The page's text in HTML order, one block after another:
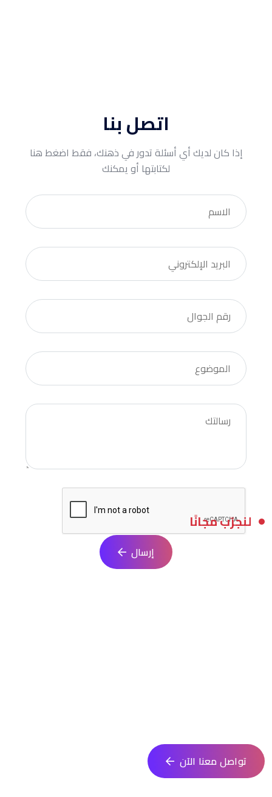
اتصل بنا
إذا كان لديك أي أسئلة تدور في ذهنك، فقط اضغط هنا
لكتابتها أو يمكنك
إرسال
لنجرّب مجانًا
تواصل معنا الآن